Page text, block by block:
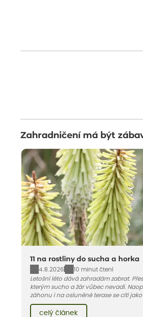
Zahradničení má být
11 na rostliny do sucha a horka
4.8.2026
10 minut čtení
Letošní léto dává zahradám zabrat.
kterým sucho a žár vůbec nevadí.
záhonu i na osluněné terase se cítí
pro vás 11 tipů na odolné druhy, které
léto bez pravidelné zálivky. Pojďme se
celý článek